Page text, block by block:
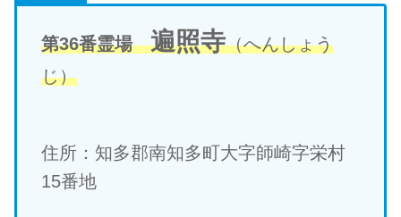
第36番霊場 遍照寺（へんしょう
じ）
住所：知多郡南知多町大字師崎字栄村
15番地